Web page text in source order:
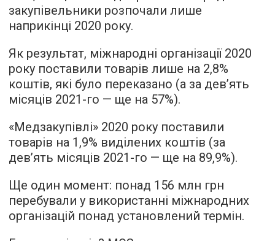
закупівельники розпочали лише
наприкінці 2020 року.
Як результат, міжнародні організації 2020
року поставили товарів лише на 2,8%
коштів, які було переказано (а за дев’ять
місяців 2021-го — ще на 57%).
«Медзакупівлі» 2020 року поставили
товарів на 1,9% виділених коштів (за
дев’ять місяців 2021-го — ще на 89,9%).
Ще один момент: понад 156 млн грн
перебували у використанні міжнародних
організацій понад установлений термін.